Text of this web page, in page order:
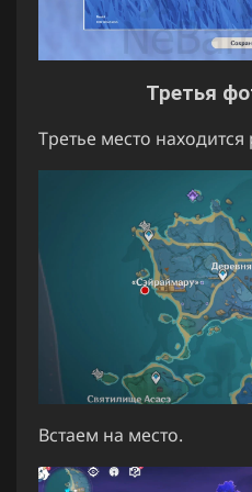
Третья
Третье место
Встаем на место.